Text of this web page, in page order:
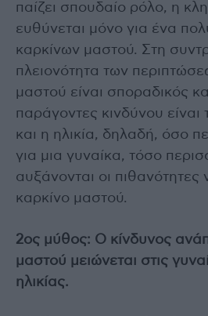
παίζει σπουδαίο ρόλο, η
ευθύνεται μόνο για ένα
καρκίνων μαστού. Στη
πλειονότητα των
μαστού είναι σποραδικός
παράγοντες κινδύνου είναι
και η ηλικία, δηλαδή, όσο
για μια γυναίκα, τόσο
αυξάνονται οι πιθανότητες
καρκίνο μαστού.
2ος μύθος: Ο κίνδυνος
μαστού μειώνεται στις
ηλικίας.